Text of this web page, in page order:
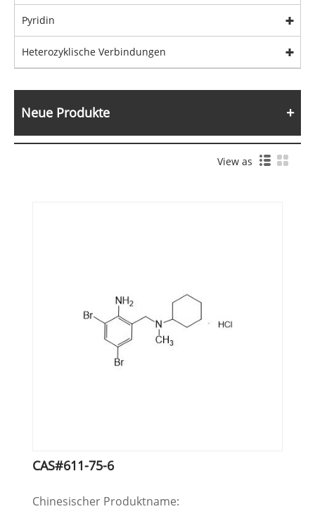
Pyridin
Heterozyklische Verbindungen
Neue Produkte
View as
CAS#611-75-6
Chinesischer Produktname: